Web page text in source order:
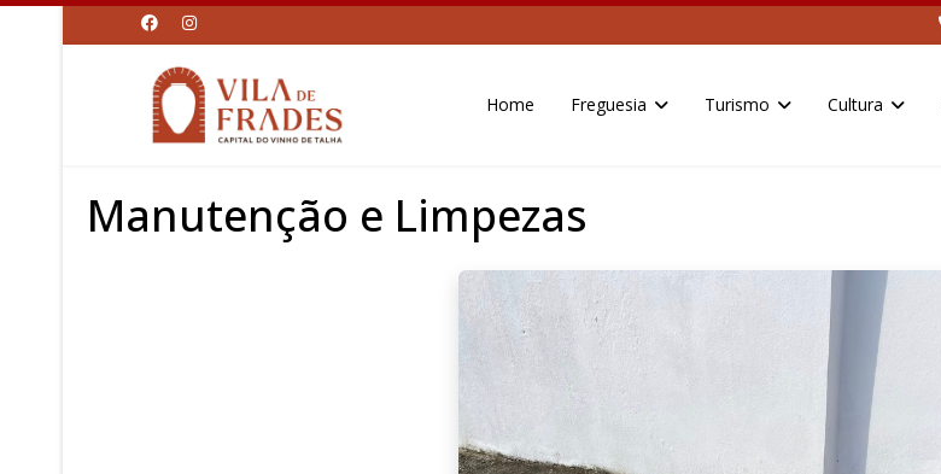
Home Freguesia Turismo Cultura
Manutenção e Limpezas